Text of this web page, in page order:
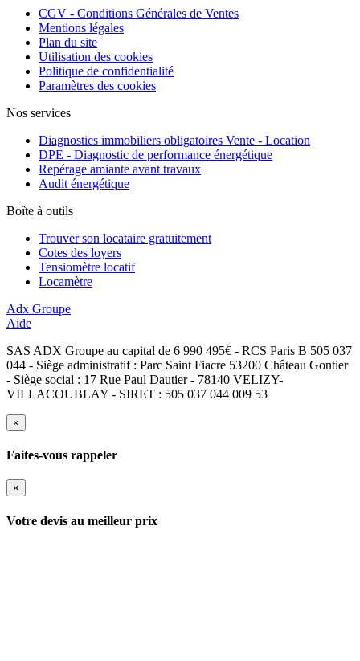
CGV - Conditions Générales de Ventes
Mentions légales
Plan du site
Utilisation des cookies
Politique de confidentialité
Paramètres des cookies
Nos services
Diagnostics immobiliers obligatoires Vente - Location
DPE - Diagnostic de performance énergétique
Repérage amiante avant travaux
Audit énergétique
Boîte à outils
Trouver son locataire gratuitement
Cotes des loyers
Tensiomètre locatif
Locamètre
Adx Groupe
Aide
SAS ADX Groupe au capital de 6 990 495€ - RCS Paris B 505 037
044 - Siège administratif : Parc Saint Fiacre 53200 Château Gontier
- Siège social : 17 Rue Paul Dautier - 78140 VELIZY-
VILLACOUBLAY - SIRET : 505 037 044 009 53
×
Faites-vous rappeler
×
Votre devis au meilleur prix